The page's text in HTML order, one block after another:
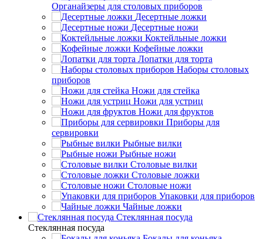
Органайзеры для столовых приборов
Десертные ложки
Десертные ножи
Коктейльные ложки
Кофейные ложки
Лопатки для торта
Наборы столовых
приборов
Ножи для стейка
Ножи для устриц
Ножи для фруктов
Приборы для
сервировки
Рыбные вилки
Рыбные ножи
Столовые вилки
Столовые ложки
Столовые ножи
Упаковки для приборов
Чайные ложки
Стеклянная посуда
Стеклянная посуда